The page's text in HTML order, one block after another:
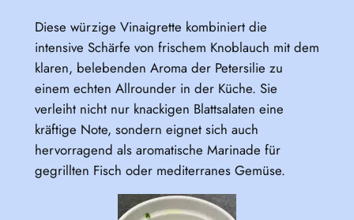
Diese würzige Vinaigrette kombiniert die
intensive Schärfe von frischem Knoblauch mit dem
klaren, belebenden Aroma der Petersilie zu
einem echten Allrounder in der Küche. Sie
verleiht nicht nur knackigen Blattsalaten eine
kräftige Note, sondern eignet sich auch
hervorragend als aromatische Marinade für
gegrillten Fisch oder mediterranes Gemüse.